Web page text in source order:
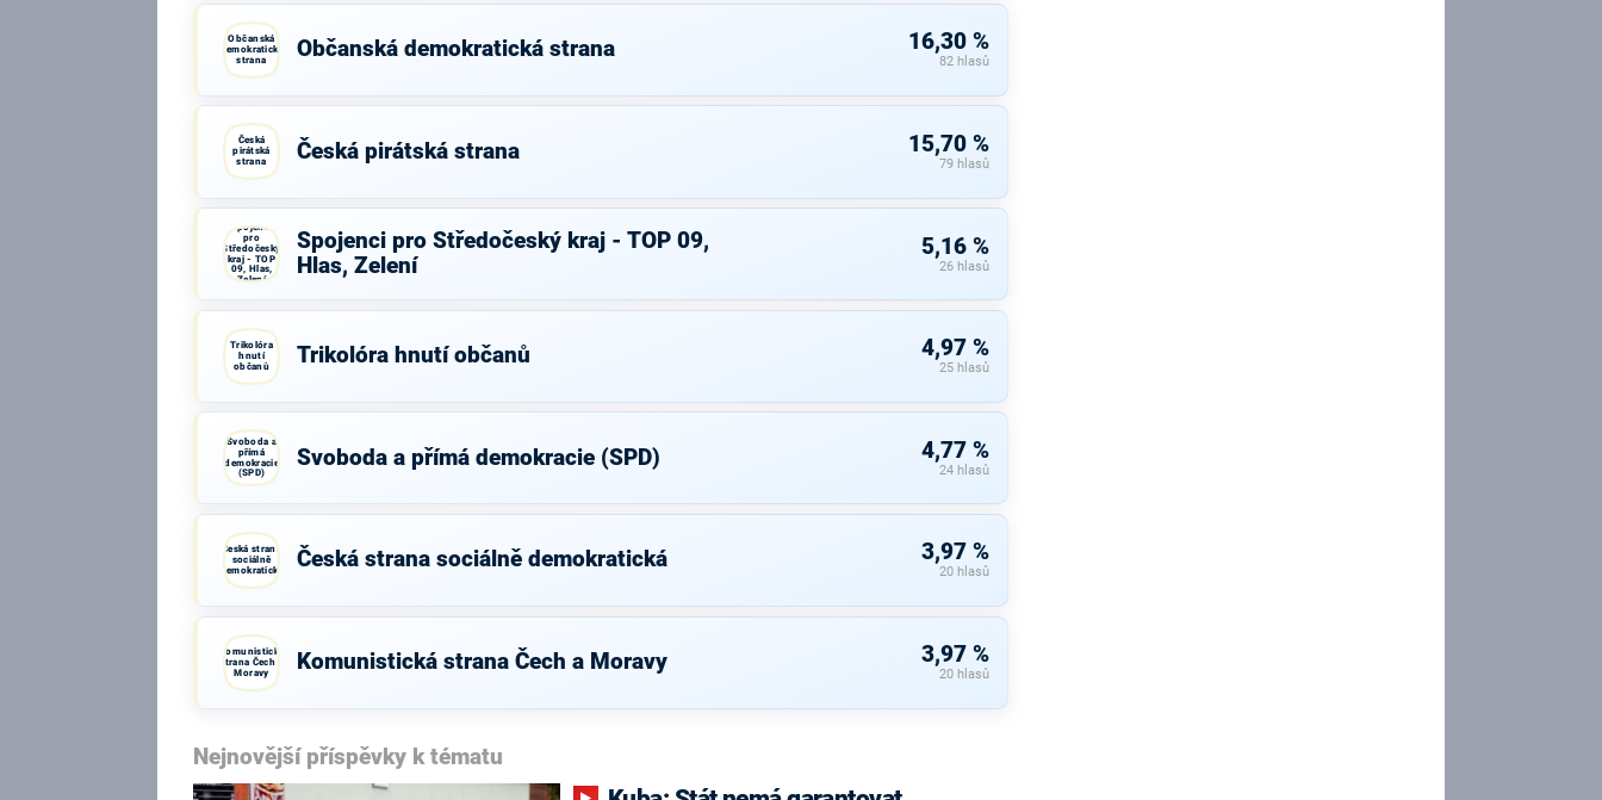
Občanská
demokratická
strana
Občanská demokratická strana 16,30 %
82 hlasů
Česká
pirátská
strana
Česká pirátská strana 15,70 %
79 hlasů
Spojenci
pro
Středočeský
kraj - TOP
09, Hlas,
Zelení
Spojenci pro Středočeský kraj - TOP 09,
Hlas, Zelení
5,16 %
26 hlasů
Trikolóra
hnutí
občanů
Trikolóra hnutí občanů 4,97 %
25 hlasů
Svoboda a
přímá
demokracie
(SPD)
Svoboda a přímá demokracie (SPD) 4,77 %
24 hlasů
Česká strana
sociálně
demokratická
Česká strana sociálně demokratická 3,97 %
20 hlasů
Komunistická
strana Čech a
Moravy
Komunistická strana Čech a Moravy 3,97 %
20 hlasů
Nejnovější příspěvky k tématu